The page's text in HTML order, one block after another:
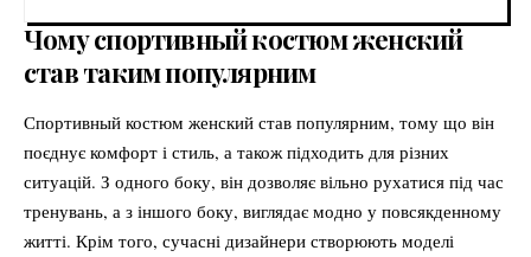
Чому спортивный костюм женский
став таким популярним
Спортивный костюм женский став популярним, тому що він
поєднує комфорт і стиль, а також підходить для різних
ситуацій. З одного боку, він дозволяє вільно рухатися під час
тренувань, а з іншого боку, виглядає модно у повсякденному
житті. Крім того, сучасні дизайнери створюють моделі